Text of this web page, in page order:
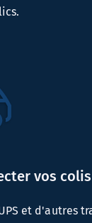
vos colis
et d'autres